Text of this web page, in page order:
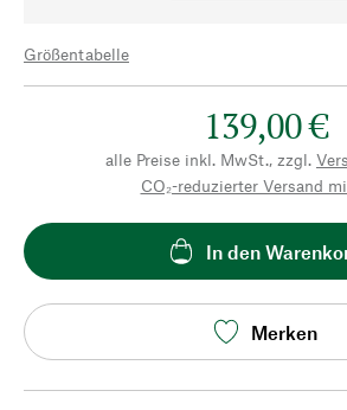
Größentabelle
139,00 €
alle Preise inkl. MwSt., zzgl.
CO₂-reduzierter Versand
In den
Merken